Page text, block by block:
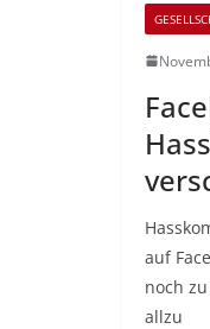
auf
noch
allzu